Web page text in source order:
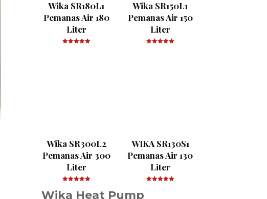
Wika SR180L1
Pemanas Air 180
Liter
Wika SR150L1
Pemanas Air 150
Liter
Wika SR300L2
Pemanas Air 300
Liter
WIKA SR130S1
Pemanas Air 130
Liter
Wika Heat Pump